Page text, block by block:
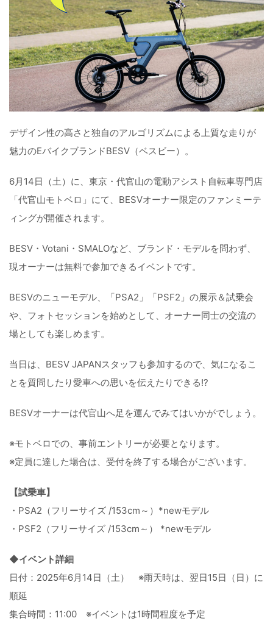
デザイン性の高さと独自のアルゴリズムによる上質な走りが
魅力のEバイクブランドBESV（ベスビー）。
6月14日（土）に、東京・代官山の電動アシスト自転車専門店
「代官山モトベロ」にて、BESVオーナー限定のファンミーテ
ィングが開催されます。
BESV・Votani・SMALOなど、ブランド・モデルを問わず、
現オーナーは無料で参加できるイベントです。
BESVのニューモデル、「PSA2」「PSF2」の展示＆試乗会
や、フォトセッションを始めとして、オーナー同士の交流の
場としても楽しめます。
当日は、BESV JAPANスタッフも参加するので、気になるこ
とを質問したり愛車への思いを伝えたりできる!?
BESVオーナーは代官山へ足を運んでみてはいかがでしょう。
※モトベロでの、事前エントリーが必要となります。
※定員に達した場合は、受付を終了する場合がございます。
【試乗車】
・PSA2（フリーサイズ /153cm～）*newモデル
・PSF2（フリーサイズ /153cm～） *newモデル
◆イベント詳細
日付：2025年6月14日（土） ※雨天時は、翌日15日（日）に
順延
集合時間：11:00 ※イベントは1時間程度を予定